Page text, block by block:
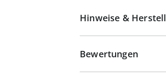
Hinweise &
Bewertungen